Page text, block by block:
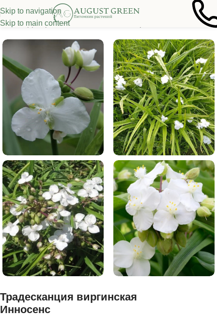
Skip to navigation
Skip to main content
/Декоративные многолетники Прочие многолетники
Традесканция виргинская
Инносенс